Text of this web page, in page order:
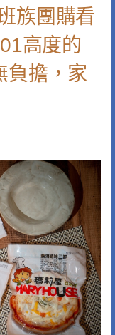
族團購看
高度的
負擔，家